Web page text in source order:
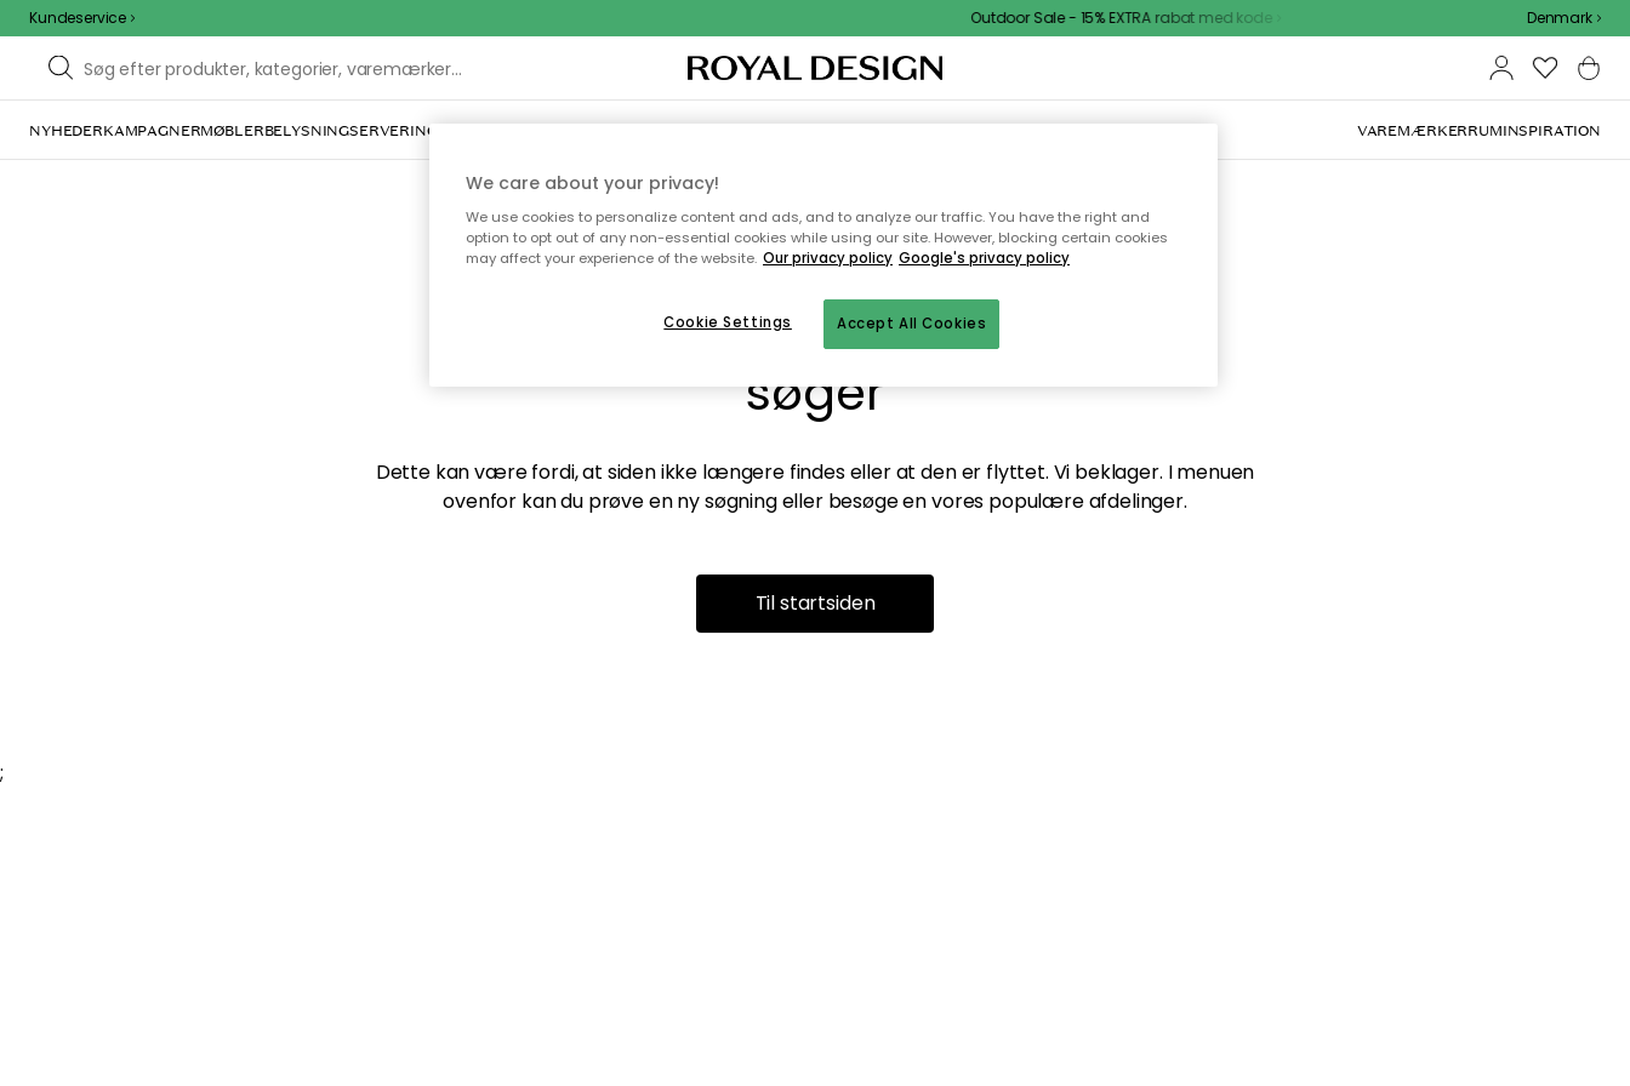
Kundeservice Outdoor Sale - 15% EXTRA rabat med kode Denmark
NYHEDERKAMPAGNERMØBLERBELYSNINGSERVERING INDRETNINGTEKSTIL & TÆPPERKØKKENETOPBEVARINGHAVEMØBLER VAREMÆRKERRUMINSPIRATION
Vi fandt desværre ikke siden du
søger
Dette kan være fordi, at siden ikke længere findes eller at den er flyttet. Vi beklager. I menuen
ovenfor kan du prøve en ny søgning eller besøge en vores populære afdelinger.
Til startsiden
;
We care about your privacy!
We use cookies to personalize content and ads, and to analyze our traffic. You have the right and
option to opt out of any non-essential cookies while using our site. However, blocking certain cookies
may affect your experience of the website. Our privacy policy Google's privacy policy
Accept All Cookies
Cookie Settings